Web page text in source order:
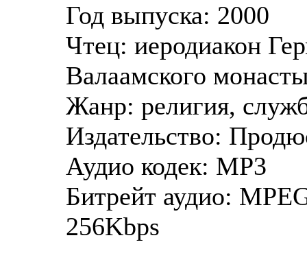
Год выпуска: 2000
Чтец: иеродиакон
Валаамского
Жанр: религия,
Издательство:
Аудио кодек: MP3
Битрейт аудио:
256Kbps